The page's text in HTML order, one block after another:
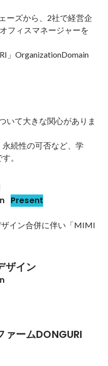
ーズから、2社で経営企
フィスマネージャーを
」OrganizationDomain
いて大きな関心がありま
続性の可否など、学
。
Present
イン合併に伴い「MIMI
ザイン
ームDONGURI